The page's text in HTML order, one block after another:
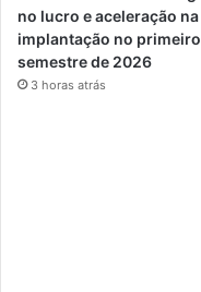
no lucro e aceleração na
implantação no primeiro
semestre de 2026
3 horas atrás